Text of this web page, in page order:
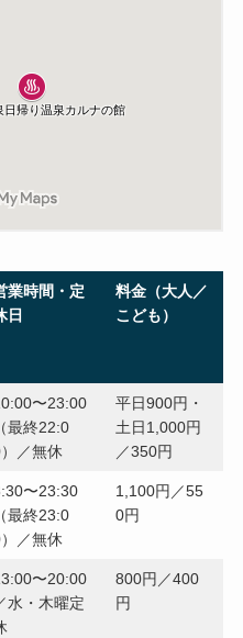
業時間・定
日
料金（大人／
こども）
〜23:00
（最終22:0
／無休
平日900円・
土日1,000円
／350円
〜23:30
（最終23:0
／無休
1,100円／55
0円
〜20:00
水・木曜定
800円／400
円